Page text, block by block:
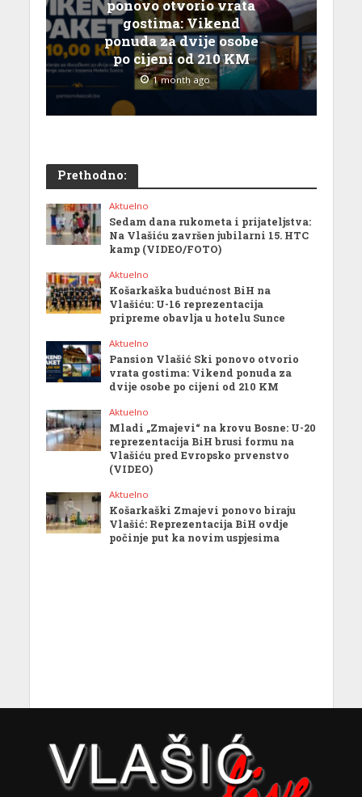
ponovo otvorio vrata
gostima: Vikend
ponuda za dvije osobe
po cijeni od 210 KM
1 month ago
Prethodno:
Aktuelno
Sedam dana rukometa i prijateljstva:
Na Vlašiću završen jubilarni 15. HTC
kamp (VIDEO/FOTO)
Aktuelno
Košarkaška budućnost BiH na
Vlašiću: U-16 reprezentacija
pripreme obavlja u hotelu Sunce
Aktuelno
Pansion Vlašić Ski ponovo otvorio
vrata gostima: Vikend ponuda za
dvije osobe po cijeni od 210 KM
Aktuelno
Mladi „Zmajevi“ na krovu Bosne: U-20
reprezentacija BiH brusi formu na
Vlašiću pred Evropsko prvenstvo
(VIDEO)
Aktuelno
Košarkaški Zmajevi ponovo biraju
Vlašić: Reprezentacija BiH ovdje
počinje put ka novim uspjesima